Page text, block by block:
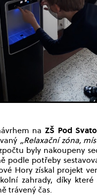
na ZŠ Pod
„Relaxační zóna,
byly nakoupeny
podle potřeby
Hory získal projekt
zahrady, díky
trávený čas.